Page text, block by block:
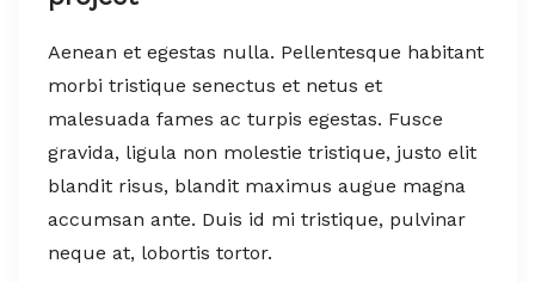
Aenean et egestas nulla. Pellentesque habitant
morbi tristique senectus et netus et
malesuada fames ac turpis egestas. Fusce
gravida, ligula non molestie tristique, justo elit
blandit risus, blandit maximus augue magna
accumsan ante. Duis id mi tristique, pulvinar
neque at, lobortis tortor.